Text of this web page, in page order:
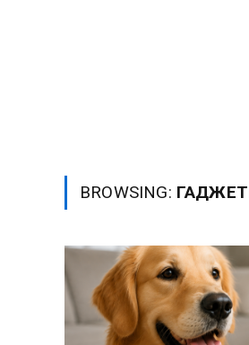
BROWSING: